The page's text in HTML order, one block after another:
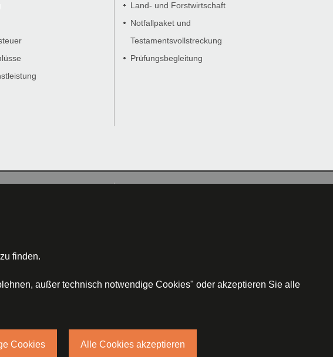
Land- und Forstwirtschaft
Notfallpaket und
Testamentsvollstreckung
Prüfungsbegleitung
segerer-duechs.de
finden.
außer technisch notwendige Cookies" oder akzeptieren Sie alle
Cookies Alle Cookies akzeptieren